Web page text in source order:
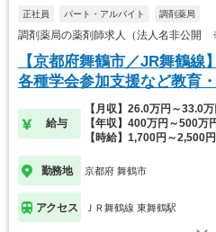
正社員 パート・アルバイト 調剤薬局
調剤薬局の薬剤師求人（法人名非公開
【京都府舞鶴市／JR舞鶴線
各種学会参加支援など教育
給与
【月収】26.0万円～33.0万
【年収】400万円～500万
【時給】1,700円～2,500円
勤務地 京都府 舞鶴市
アクセス ＪＲ舞鶴線 東舞鶴駅